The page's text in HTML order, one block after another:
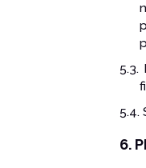
5.3.
5.4.
6.